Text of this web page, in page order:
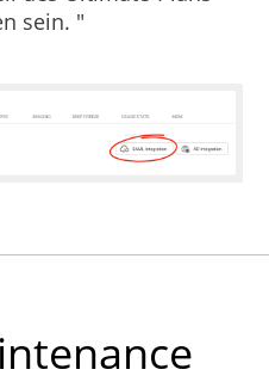
sein. "